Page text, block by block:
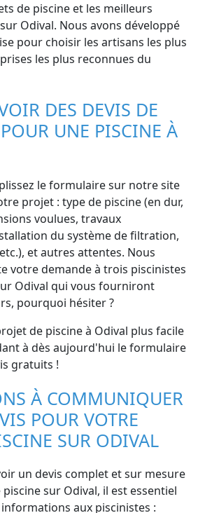
de piscine et les meilleurs
Odival. Nous avons développé
pour choisir les artisans les plus
les plus reconnues du
DES DEVIS DE
UNE PISCINE À
le formulaire sur notre site
projet : type de piscine (en dur,
voulues, travaux
du système de filtration,
et autres attentes. Nous
votre demande à trois piscinistes
Odival qui vous fourniront
pourquoi hésiter ?
de piscine à Odival plus facile
à dès aujourd'hui le formulaire
gratuits !
À COMMUNIQUER
POUR VOTRE
SUR ODIVAL
un devis complet et sur mesure
sur Odival, il est essentiel
aux piscinistes :